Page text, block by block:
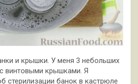
и крышки. У меня 3 небольших
винтовыми крышками. Я
стерилизации банок в кастрюле